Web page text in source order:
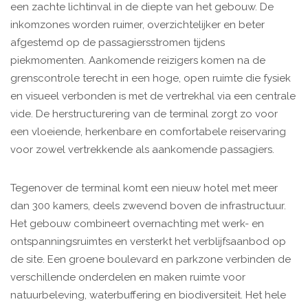
een zachte lichtinval in de diepte van het gebouw. De
inkomzones worden ruimer, overzichtelijker en beter
afgestemd op de passagiersstromen tijdens
piekmomenten. Aankomende reizigers komen na de
grenscontrole terecht in een hoge, open ruimte die fysiek
en visueel verbonden is met de vertrekhal via een centrale
vide. De herstructurering van de terminal zorgt zo voor
een vloeiende, herkenbare en comfortabele reiservaring
voor zowel vertrekkende als aankomende passagiers.
Tegenover de terminal komt een nieuw hotel met meer
dan 300 kamers, deels zwevend boven de infrastructuur.
Het gebouw combineert overnachting met werk- en
ontspanningsruimtes en versterkt het verblijfsaanbod op
de site. Een groene boulevard en parkzone verbinden de
verschillende onderdelen en maken ruimte voor
natuurbeleving, waterbuffering en biodiversiteit. Het hele